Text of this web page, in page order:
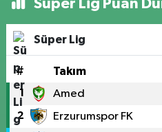
Süper Lig Puan
Süper Lig
# Takım
1 Amed
2 Erzurumspor FK